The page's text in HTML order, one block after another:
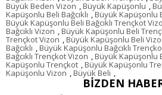
Büyük Beden Vizon Büyük Kapüşonlu
Kapüşonlu Beli Bağcıklı ,Büyük Kapüşonlu
Büyük Kapüşonlu Beli Bağcıklı Trençkot
Bağcıklı Vizon Büyük Kapüşonlu Beli
Trençkot Vizon Büyük Kapüşonlu Beli
Bağcıklı Büyük Kapüşonlu Bağcıklı
Bağcıklı Trençkot Vizon Büyük Kapüşonlu
Kapüşonlu Trençkot Büyük Kapüşonlu
Kapüşonlu Vizon Büyük Beli
BIZDEN